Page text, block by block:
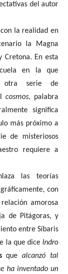
del autor
la realidad en
la Magna
Cretona. En esta
en la que
otra serie de
cosmos, palabra
significa
más próximo a
de misteriosos
requiere a
las teorías
con
amorosa
de Pitágoras, y
entre Síbaris
la que dice Indro
quealcanzó tal
ha inventado un